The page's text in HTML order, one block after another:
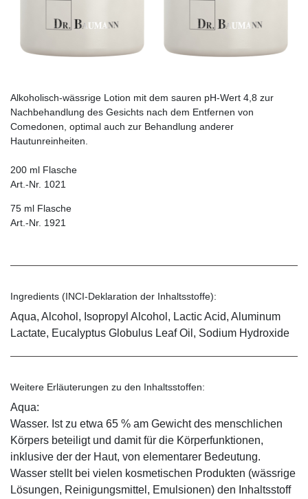
Alkoholisch-wässrige Lotion mit dem sauren pH-Wert 4,8 zur
Nachbehandlung des Gesichts nach dem Entfernen von
Comedonen, optimal auch zur Behandlung anderer
Hautunreinheiten.
200 ml Flasche
Art.-Nr. 1021
75 ml Flasche
Art.-Nr. 1921
Ingredients (INCI-Deklaration der Inhaltsstoffe):
Aqua, Alcohol, Isopropyl Alcohol, Lactic Acid, Aluminum
Lactate, Eucalyptus Globulus Leaf Oil, Sodium Hydroxide
Weitere Erläuterungen zu den Inhaltsstoffen:
Aqua:
Wasser. Ist zu etwa 65 % am Gewicht des menschlichen
Körpers beteiligt und damit für die Körperfunktionen,
inklusive der der Haut, von elementarer Bedeutung.
Wasser stellt bei vielen kosmetischen Produkten (wässrige
Lösungen, Reinigungsmittel, Emulsionen) den Inhaltsstoff